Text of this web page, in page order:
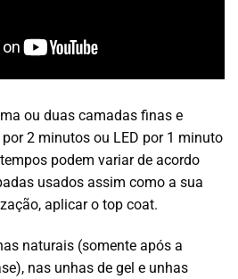
ou duas camadas finas e
2 minutos ou LED por 1 minuto
podem variar de acordo
usados assim como a sua
aplicar o top coat.
naturais (somente após a
nas unhas de gel e unhas